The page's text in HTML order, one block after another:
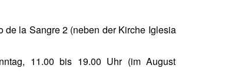
de la Sangre 2 (neben der Kirche Iglesia
11.00 bis 19.00 Uhr (im August